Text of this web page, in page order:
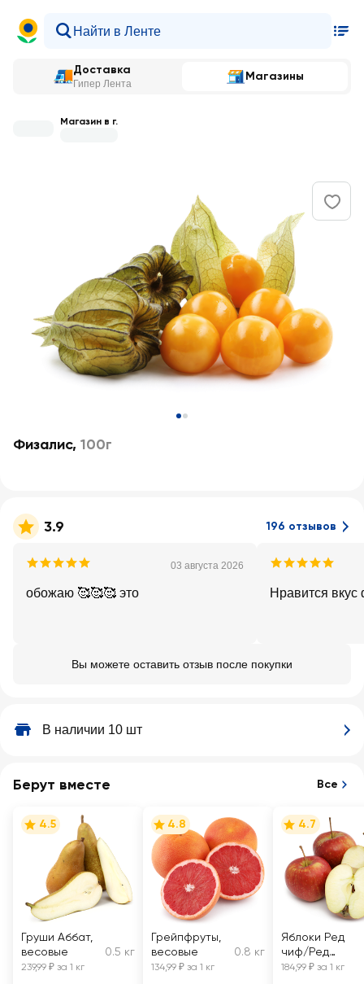
Доставка
Гипер Лента
Магазины
Магазин в г.
Физалис, 100г
3.9 196 отзывов
03 августа 2026
обожаю 🥰🥰🥰 это Нравится вкус
Вы можете оставить отзыв после покупки
В наличии 10 шт
Берут вместе Все
4.5
Груши Аббат,
весовые
0.5 кг
239,99 ₽ за 1 кг
4.8
Грейпфруты,
весовые
0.8 кг
134,99 ₽ за 1 кг
4.7
Яблоки Ред
чиф/Ред
делишес,
184,99 ₽ за 1 кг